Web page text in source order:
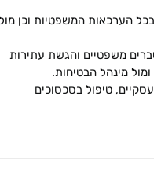
בכל הערכאות המשפטיות וכן
משפטיים והגשת עתירות
מינהל הבטיחות.
טיפול בסכסוכים